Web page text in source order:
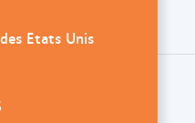
Etats Unis